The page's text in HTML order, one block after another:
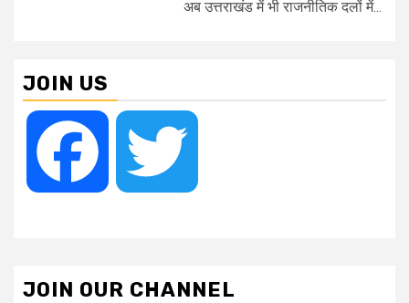
अब उत्तराखंड में भी राजनीतिक दलों में...
JOIN US
Facebook
JOIN OUR CHANNEL